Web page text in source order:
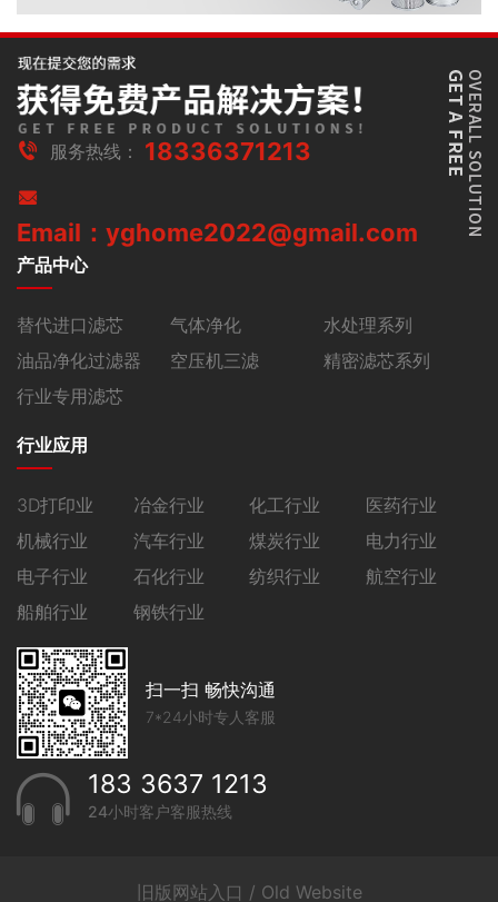
服务热线： 18336371213
Email：yghome2022@gmail.com
产品中心
替代进口滤芯 气体净化
水处理系列
油品净化过滤器
空压机三滤
精密滤芯系列
行业专用滤芯
行业应用
3D打印业 冶金行业 化工行业
医药行业
机械行业
汽车行业 煤炭行业
电力行业
电子行业
石化行业 纺织行业
航空行业
船舶行业
钢铁行业
扫一扫 畅快沟通
7*24小时专人客服
183 3637 1213
24小时客户客服热线
旧版网站入口 / Old Website